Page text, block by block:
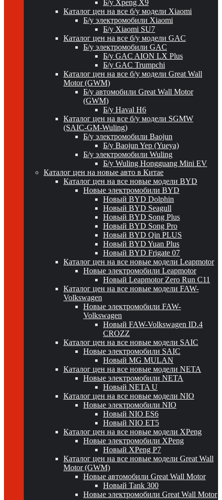
Б/у Xpeng X9
Каталог цен на все б/у модели Xiaomi
Б/у электромобили Xiaomi
Б/у Xiaomi SU7
Каталог цен на все б/у модели GAC
Б/у электромобили GAC
Б/у GAC AION LX Plus
Б/у GAC Trumpchi
Каталог цен на все б/у модели Great Wall
Motor (GWM)
Б/у автомобили Great Wall Motor
(GWM)
Б/у Haval H6
Каталог цен на все б/у модели SGMW
(SAIC-GM-Wuling)
Б/у электромобили Baojun
Б/у Baojun Yep (Yueya)
Б/у электромобили Wuling
Б/у Wuling Hongguang Mini EV
Каталог цен на новые авто в Китае
Каталог цен на все новые модели BYD
Новые электромобили BYD
Новый BYD Dolphin
Новый BYD Seagull
Новый BYD Song Plus
Новый BYD Song Pro
Новый BYD Qin PLUS
Новый BYD Yuan Plus
Новый BYD Frigate 07
Каталог цен на все новые модели Leapmotor
Новые электромобили Leapmotor
Новый Leapmotor Zero Run C11
Каталог цен на все новые модели FAW-
Volkswagen
Новые электромобили FAW-
Volkswagen
Новый FAW-Volkswagen ID.4
CROZZ
Каталог цен на все новые модели SAIC
Новые электромобили SAIC
Новый MG MULAN
Каталог цен на все новые модели NETA
Новые электромобили NETA
Новый NETA U
Каталог цен на все новые модели NIO
Новые электромобили NIO
Новый NIO ES6
Новый NIO ET5
Каталог цен на все новые модели XPeng
Новые электромобили XPeng
Новый XPeng P7
Каталог цен на все новые модели Great Wall
Motor (GWM)
Новые автомобили Great Wall Motor
Новый Tank 300
Новые электромобили Great Wall Motor